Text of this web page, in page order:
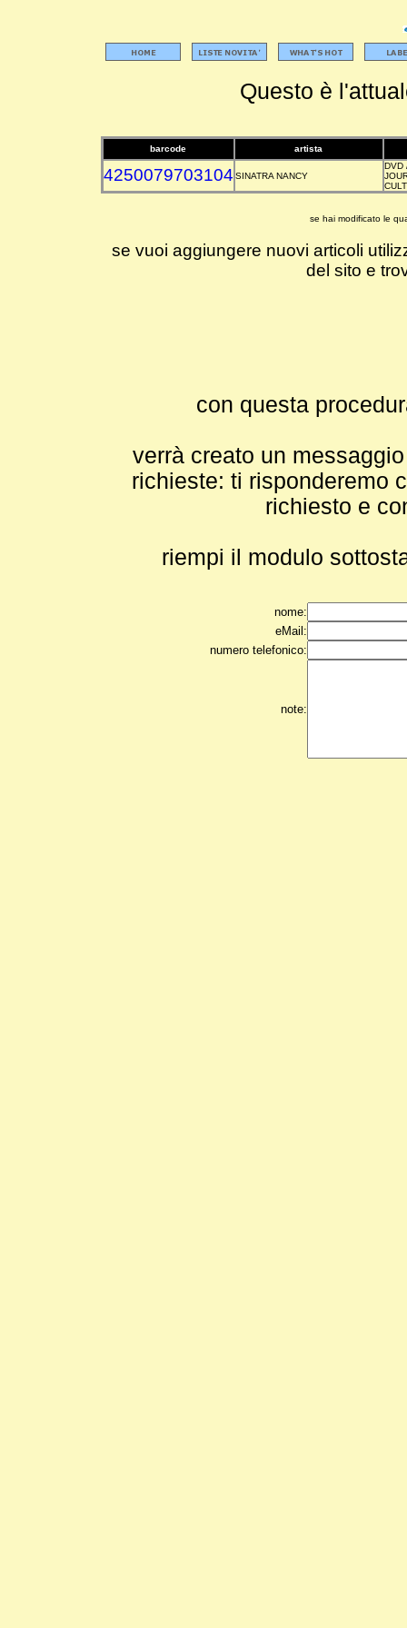
Questo è
barcode artista
4250079703104 SINATRA NANCY
DVD
se hai modificato le
se vuoi aggiungere nuovi articoli
del sito e
con questa
verrà creato un
richieste: ti risponderemo
richiesto e
riempi il modulo
nome:
eMail:
numero telefonico:
note: